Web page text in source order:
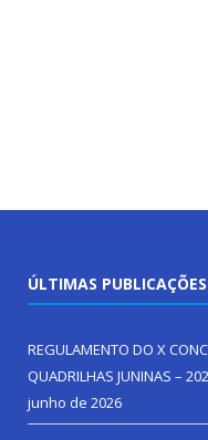
ÚLTIMAS PUBLICAÇÕES
REGULAMENTO DO X
QUADRILHAS JUNINAS –
junho de 2026